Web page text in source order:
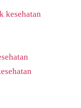
kesehatan